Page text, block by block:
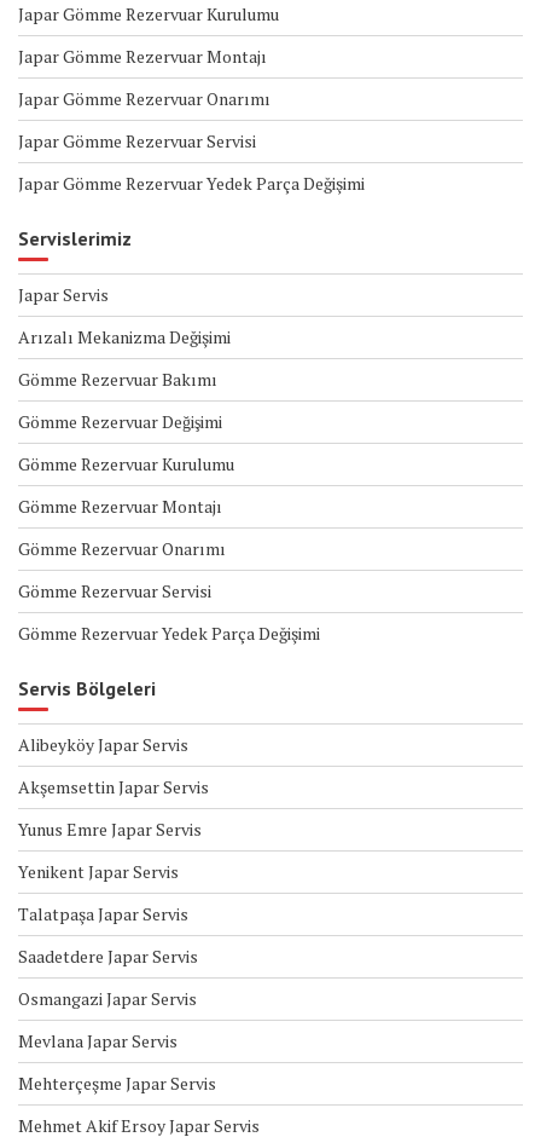
Japar Gömme Rezervuar Kurulumu
Japar Gömme Rezervuar Montajı
Japar Gömme Rezervuar Onarımı
Japar Gömme Rezervuar Servisi
Japar Gömme Rezervuar Yedek Parça Değişimi
Servislerimiz
Japar Servis
Arızalı Mekanizma Değişimi
Gömme Rezervuar Bakımı
Gömme Rezervuar Değişimi
Gömme Rezervuar Kurulumu
Gömme Rezervuar Montajı
Gömme Rezervuar Onarımı
Gömme Rezervuar Servisi
Gömme Rezervuar Yedek Parça Değişimi
Servis Bölgeleri
Alibeyköy Japar Servis
Akşemsettin Japar Servis
Yunus Emre Japar Servis
Yenikent Japar Servis
Talatpaşa Japar Servis
Saadetdere Japar Servis
Osmangazi Japar Servis
Mevlana Japar Servis
Mehterçeşme Japar Servis
Mehmet Akif Ersoy Japar Servis